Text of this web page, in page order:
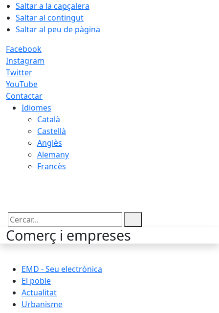
Saltar a la capçalera
Saltar al contingut
Saltar al peu de pàgina
Facebook
Instagram
Twitter
YouTube
Contactar
Idiomes
Català
Castellà
Anglès
Alemany
Francès
Cercar:
Comerç i empreses
EMD - Seu electrònica
El poble
Actualitat
Urbanisme